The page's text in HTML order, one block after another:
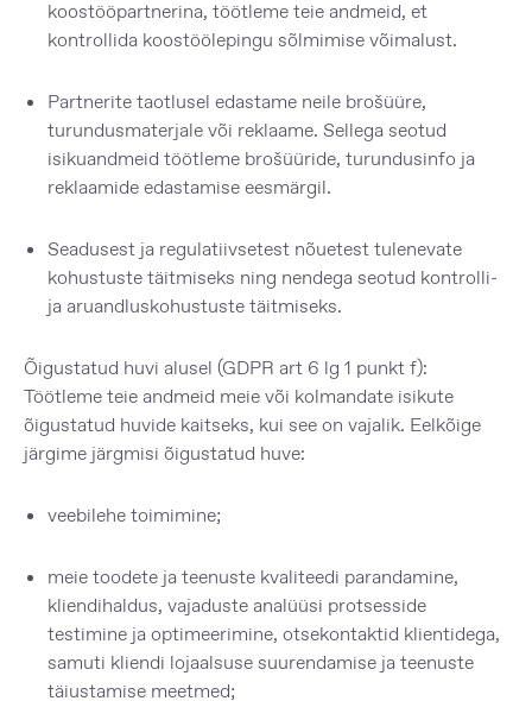
koostööpartnerina, töötleme teie andmeid, et
kontrollida koostöölepingu sõlmimise võimalust.
Partnerite taotlusel edastame neile brošüüre,
turundusmaterjale või reklaame. Sellega seotud
isikuandmeid töötleme brošüüride, turundusinfo ja
reklaamide edastamise eesmärgil.
Seadusest ja regulatiivsetest nõuetest tulenevate
kohustuste täitmiseks ning nendega seotud kontrolli-
ja aruandluskohustuste täitmiseks.
Õigustatud huvi alusel (GDPR art 6 lg 1 punkt f):
Töötleme teie andmeid meie või kolmandate isikute
õigustatud huvide kaitseks, kui see on vajalik. Eelkõige
järgime järgmisi õigustatud huve:
veebilehe toimimine;
meie toodete ja teenuste kvaliteedi parandamine,
kliendihaldus, vajaduste analüüsi protsesside
testimine ja optimeerimine, otsekontaktid klientidega,
samuti kliendi lojaalsuse suurendamise ja teenuste
täiustamise meetmed;